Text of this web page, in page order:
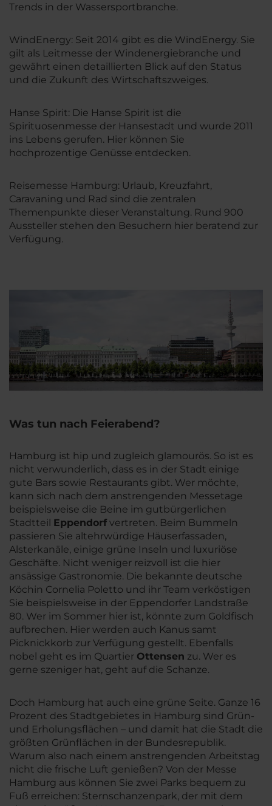
Trends in der Wassersportbranche.
WindEnergy: Seit 2014 gibt es die WindEnergy. Sie
gilt als Leitmesse der Windenergiebranche und
gewährt einen detaillierten Blick auf den Status
und die Zukunft des Wirtschaftszweiges.
Hanse Spirit: Die Hanse Spirit ist die
Spirituosenmesse der Hansestadt und wurde 2011
ins Lebens gerufen. Hier können Sie
hochprozentige Genüsse entdecken.
Reisemesse Hamburg: Urlaub, Kreuzfahrt,
Caravaning und Rad sind die zentralen
Themenpunkte dieser Veranstaltung. Rund 900
Aussteller stehen den Besuchern hier beratend zur
Verfügung.
Was tun nach Feierabend?
Hamburg ist hip und zugleich glamourös. So ist es
nicht verwunderlich, dass es in der Stadt einige
gute Bars sowie Restaurants gibt. Wer möchte,
kann sich nach dem anstrengenden Messetage
beispielsweise die Beine im gutbürgerlichen
Stadtteil Eppendorf vertreten. Beim Bummeln
passieren Sie altehrwürdige Häuserfassaden,
Alsterkanäle, einige grüne Inseln und luxuriöse
Geschäfte. Nicht weniger reizvoll ist die hier
ansässige Gastronomie. Die bekannte deutsche
Köchin Cornelia Poletto und ihr Team verköstigen
Sie beispielsweise in der Eppendorfer Landstraße
80. Wer im Sommer hier ist, könnte zum Goldfisch
aufbrechen. Hier werden auch Kanus samt
Picknickkorb zur Verfügung gestellt. Ebenfalls
nobel geht es im Quartier Ottensen zu. Wer es
gerne szeniger hat, geht auf die Schanze.
Doch Hamburg hat auch eine grüne Seite. Ganze 16
Prozent des Stadtgebietes in Hamburg sind Grün-
und Erholungsflächen – und damit hat die Stadt die
größten Grünflächen in der Bundesrepublik.
Warum also nach einem anstrengenden Arbeitstag
nicht die frische Luft genießen? Von der Messe
Hamburg aus können Sie zwei Parks bequem zu
Fuß erreichen: Sternschanzenpark, der mit dem